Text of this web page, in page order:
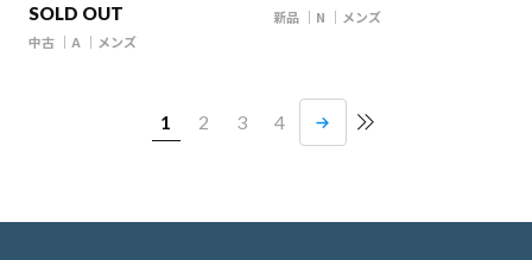
SOLD OUT
中古 A メンズ
新品 N メンズ
1 2 3 4